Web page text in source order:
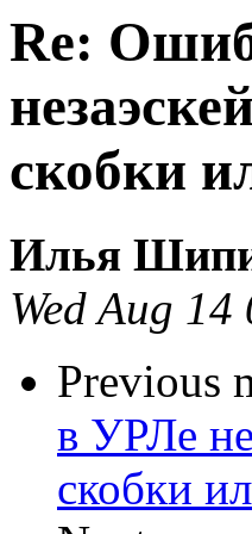
Re:
скобки
Илья
Wed Aug
Previous
в УРЛе
скобки